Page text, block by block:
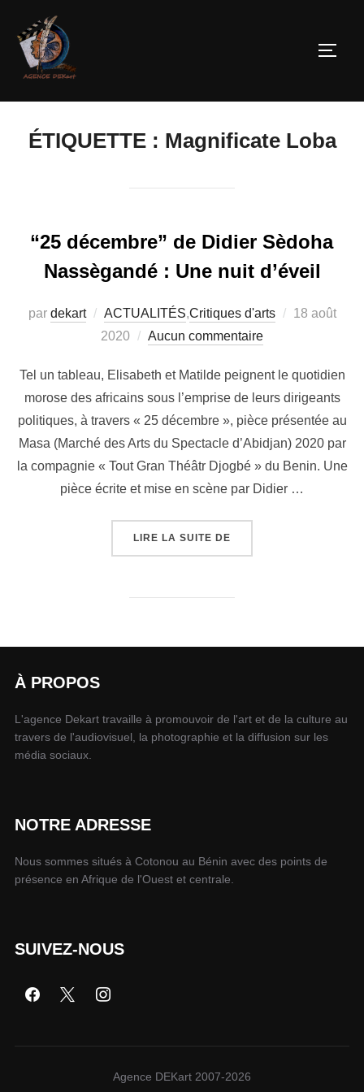
ÉTIQUETTE : Magnificate Loba
“25 décembre” de Didier Sèdoha
Nassègandé : Une nuit d’éveil
par dekart ACTUALITÉS,Critiques d'arts
18 août
2020
Aucun commentaire
Tel un tableau, Elisabeth et Matilde peignent le quotidien
morose des africains sous l’emprise de leurs dirigeants
politiques, à travers « 25 décembre », pièce présentée au
Masa (Marché des Arts du Spectacle d’Abidjan) 2020 par
la compagnie « Tout Gran Théâtr Djogbé » du Benin. Une
pièce écrite et mise en scène par Didier …
LIRE LA SUITE DE
À PROPOS
L'agence Dekart travaille à promouvoir de l'art et de la culture au
travers de l'audiovisuel, la photographie et la diffusion sur les
média sociaux.
NOTRE ADRESSE
Nous sommes situés à Cotonou au Bénin avec des points de
présence en Afrique de l'Ouest et centrale.
SUIVEZ-NOUS
Agence DEKart 2007-2026